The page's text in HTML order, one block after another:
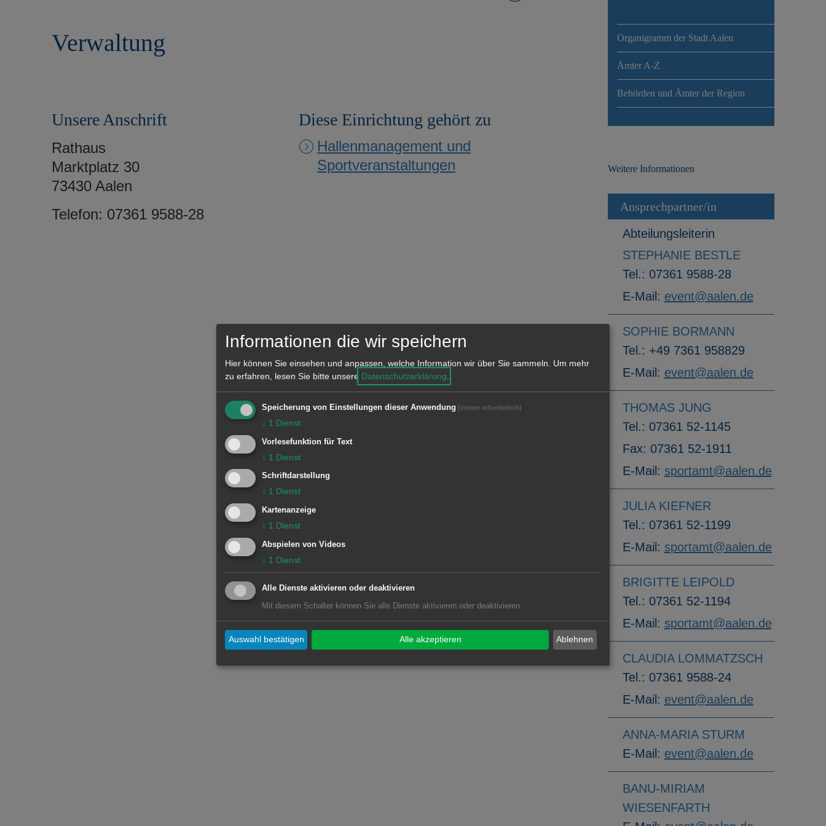
Verwaltung
Unsere Anschrift
Rathaus
Marktplatz 30
73430 Aalen
Telefon: 07361 9588-28
Diese Einrichtung gehört zu
Hallenmanagement und
Sportveranstaltungen
Organigramm der Stadt Aalen
Ämter A-Z
Behörden und Ämter der Region
Weitere Informationen
Ansprechpartner/in
Abteilungsleiterin
STEPHANIE BESTLE
Tel.: 07361 9588-28
E-Mail: event@aalen.de
SOPHIE BORMANN
Tel.: +49 7361 958829
E-Mail: event@aalen.de
THOMAS JUNG
Tel.: 07361 52-1145
Fax: 07361 52-1911
E-Mail: sportamt@aalen.de
JULIA KIEFNER
Tel.: 07361 52-1199
E-Mail: sportamt@aalen.de
BRIGITTE LEIPOLD
Tel.: 07361 52-1194
E-Mail: sportamt@aalen.de
CLAUDIA LOMMATZSCH
Tel.: 07361 9588-24
E-Mail: event@aalen.de
ANNA-MARIA STURM
E-Mail: event@aalen.de
BANU-MIRIAM
WIESENFARTH
Informationen die wir speichern
Hier können Sie einsehen und anpassen, welche Information wir über Sie sammeln.
Um mehr
zu erfahren, lesen Sie bitte unsere Datenschutzerklärung
Speicherung von Einstellungen dieser Anwendung (immer erforderlich)
↓ 1 Dienst
Vorlesefunktion für Text
↓ 1 Dienst
Schriftdarstellung
↓ 1 Dienst
Kartenanzeige
↓ 1 Dienst
Abspielen von Videos
↓ 1 Dienst
Alle Dienste aktivieren oder deaktivieren
Mit diesem Schalter können Sie alle Dienste aktivieren oder deaktivieren.
Ablehnen
Auswahl bestätigen Alle akzeptieren